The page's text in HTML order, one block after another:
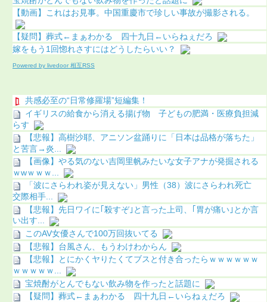
【動画】これはお見事。中国重慶市で珍しい事故が撮影される。
【疑問】葬式←まぁわかる 四十九日←いらねぇだろ
嫁をもう1回惚れさすにはどうしたらいい？
Powered by livedoor 相互RSS
共感必至の“日常修羅場”短編集！
イギリスの給食から消える揚げ物 子どもの肥満・医療負担減
らす
【悲報】高樹沙耶、アニソン盆踊りに「日本は品格が落ちた」
と苦言→炎...
【画像】やる気のない吉岡里帆みたいな女子アナが発掘される
ｗwｗｗｗ...
「波にさらわれ姿が見えない」男性（38）波にさらわれ死亡
交際相手...
【悲報】先日ワイに｢殺すぞ｣と言った上司、｢胃が痛い｣とか言
い出す...
このAV女優さんで100万回抜いてる
【悲報】台風さん、もうわけわからん
【悲報】とにかくヤりたくてブスと付き合ったらｗｗｗｗｗｗ
ｗｗｗｗｗ...
宝焼酎がとんでもない飲み物を作ったと話題に
【疑問】葬式←まぁわかる 四十九日←いらねぇだろ